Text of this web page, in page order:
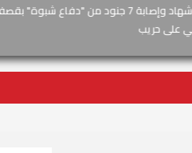
مسيّرة حوثية